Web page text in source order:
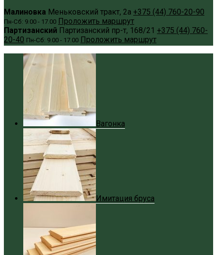
Малиновка Меньковский тракт, 2а +375 (44) 760-20-90
Пн-Сб: 9.00 - 17.00 Проложить маршрут
Партизанский Партизанский пр-т, 168/21 +375 (44) 760-
20-40 Пн-Сб: 9.00 - 17.00 Проложить маршрут
Вагонка
Имитация бруса